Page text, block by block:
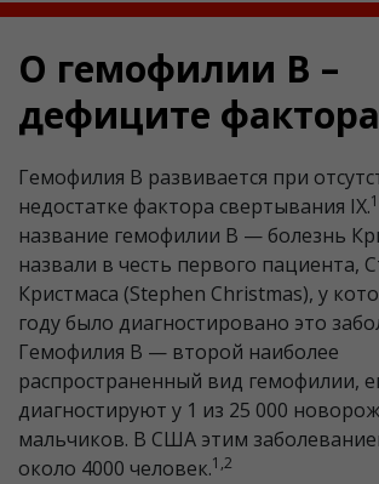
О гемофилии B –
дефиците
Гемофилия В развивается при
недостатке фактора свертывания IX.1
название гемофилии В — болезнь
назвали в честь первого пациента,
Кристмаса (Stephen Christmas), у
году было диагностировано это
Гемофилия В — второй наиболее
распространенный вид гемофилии,
диагностируют у 1 из 25 000
мальчиков. В США этим
около 4000 человек.1,2